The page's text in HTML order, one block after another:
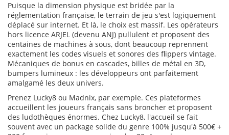
Puisque la dimension physique est bridée par la
réglementation française, le terrain de jeu s'est logiquement
déplacé sur internet. Et là, le choix est massif. Les opérateurs
hors licence ARJEL (devenu ANJ) pullulent et proposent des
centaines de machines à sous, dont beaucoup reprennent
exactement les codes visuels et sonores des flippers vintage.
Mécaniques de bonus en cascades, billes de métal en 3D,
bumpers lumineux : les développeurs ont parfaitement
amalgamé les deux univers.
Prenez Lucky8 ou Madnix, par exemple. Ces plateformes
accueillent les joueurs français sans broncher et proposent
des ludothèques énormes. Chez Lucky8, l'accueil se fait
souvent avec un package solide du genre 100% jusqu'à 500€ +